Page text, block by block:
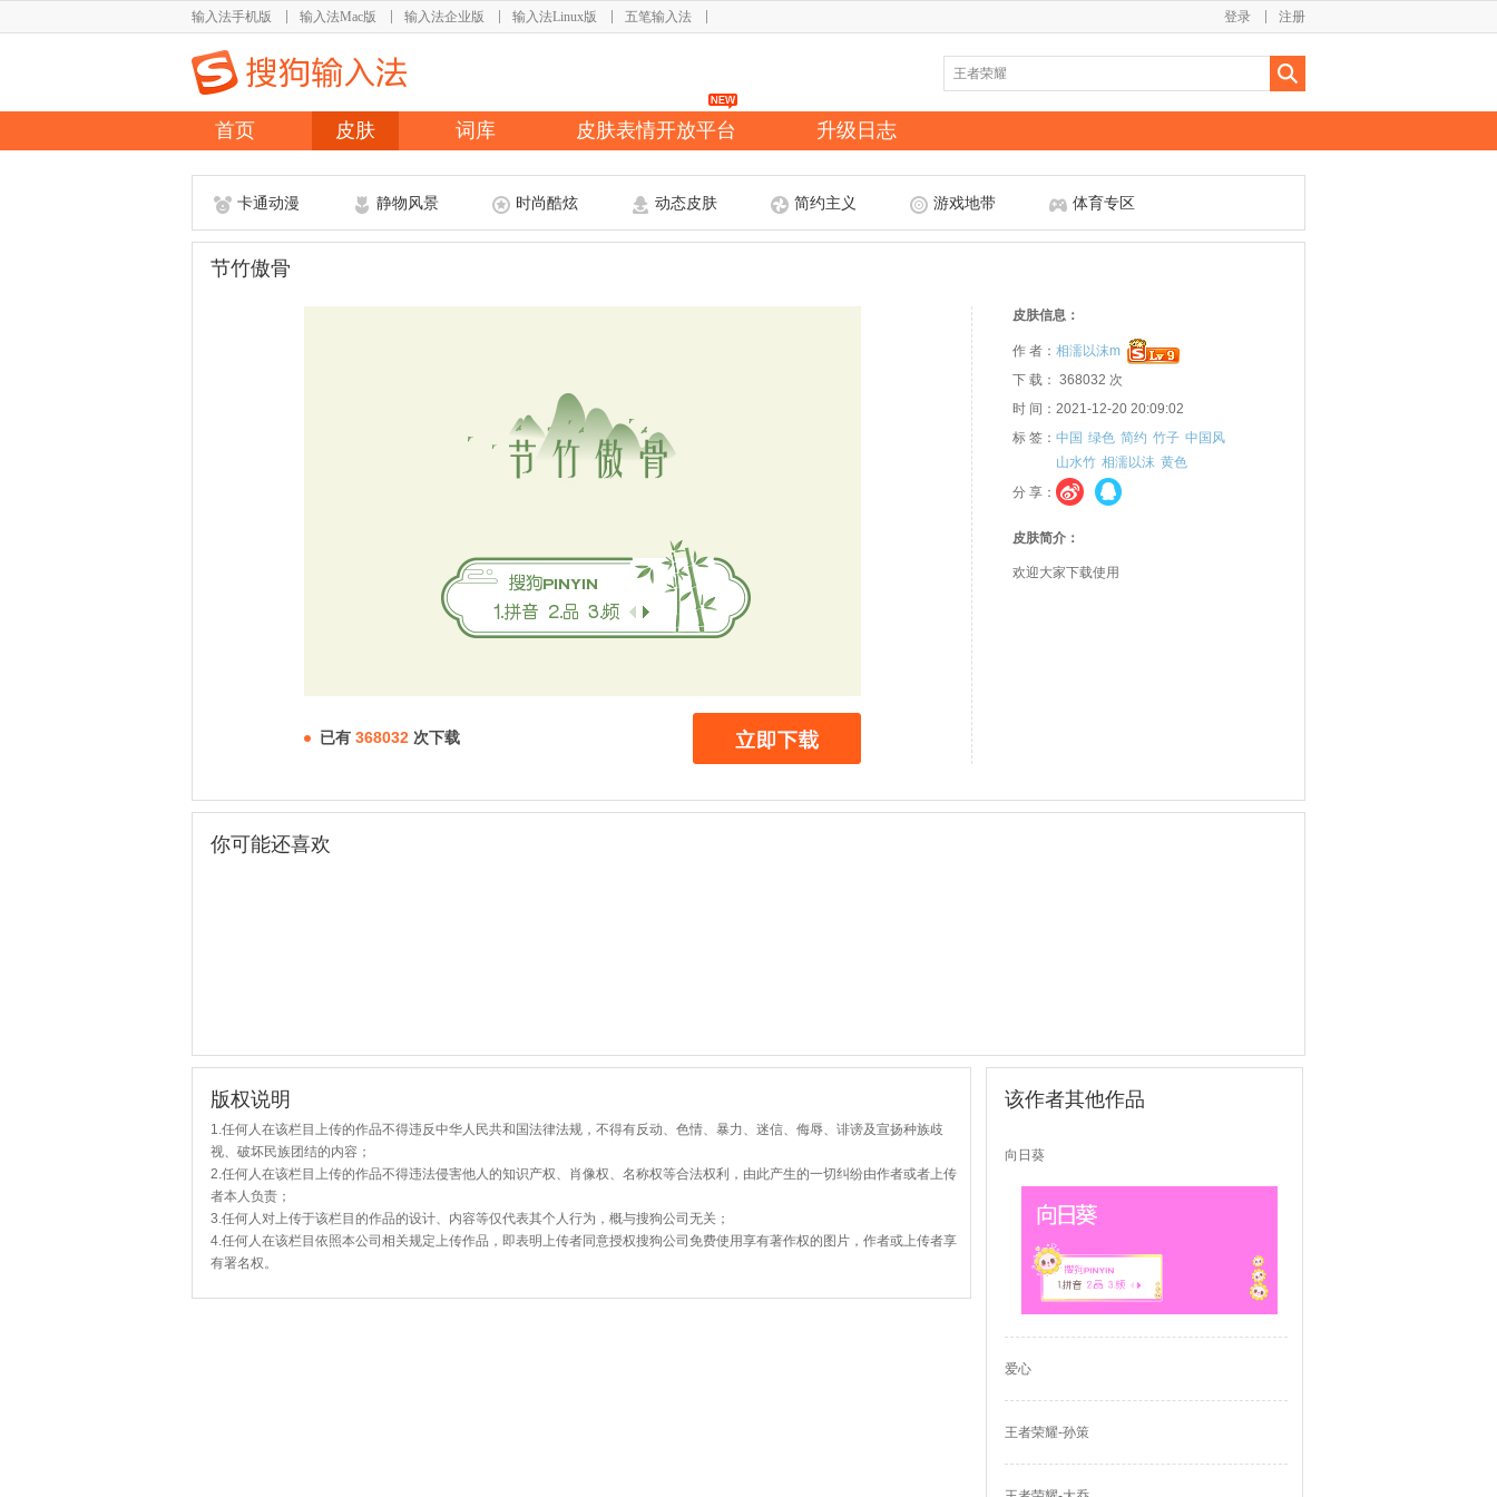
输入法手机版 输入法Mac版 输入法企业版 输入法Linux版 五笔输入法 注册
登录
首页 皮肤 词库 皮肤表情开放平台 升级日志
卡通动漫 静物风景 时尚酷炫 动态皮肤 简约主义 游戏地带 体育专区
节竹傲骨
已有 368032 次下载
皮肤信息：
作 者： 相濡以沫m
下 载： 368032 次
时 间：2021-12-20 20:09:02
标 签： 中国 绿色 简约 竹子 中国风
山水竹 相濡以沫 黄色
分 享：
皮肤简介：
欢迎大家下载使用
你可能还喜欢
版权说明
1.任何人在该栏目上传的作品不得违反中华人民共和国法律法规，不得有反动、色情、暴力、迷信、侮辱、诽谤及宣扬种族歧
视、破坏民族团结的内容；
2.任何人在该栏目上传的作品不得违法侵害他人的知识产权、肖像权、名称权等合法权利，由此产生的一切纠纷由作者或者上传
者本人负责；
3.任何人对上传于该栏目的作品的设计、内容等仅代表其个人行为，概与搜狗公司无关；
4.任何人在该栏目依照本公司相关规定上传作品，即表明上传者同意授权搜狗公司免费使用享有著作权的图片，作者或上传者享
有署名权。
该作者其他作品
向日葵
爱心
王者荣耀-孙策